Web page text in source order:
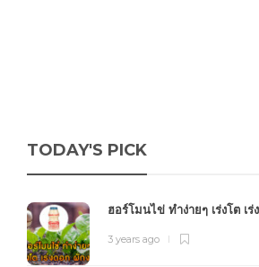
TODAY'S PICK
ฮอร์โมนไข่ ทำง่ายๆ เร่งโต เร่
3 years ago